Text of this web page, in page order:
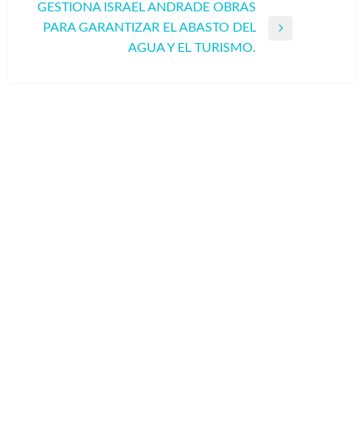
GESTIONA ISRAEL ANDRADE OBRAS
PARA GARANTIZAR EL ABASTO DEL
AGUA Y EL TURISMO.